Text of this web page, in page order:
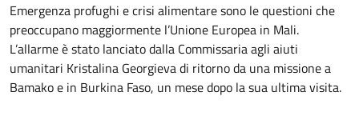
Emergenza profughi e crisi alimentare sono le questioni che
preoccupano maggiormente l’Unione Europea in Mali.
L’allarme è stato lanciato dalla Commissaria agli aiuti
umanitari Kristalina Georgieva di ritorno da una missione a
Bamako e in Burkina Faso, un mese dopo la sua ultima visita.